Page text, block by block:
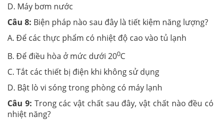
D. Máy bơm nước
Câu 8: Biện pháp nào sau đây là tiết kiệm năng lượng?
A. Để các thực phẩm có nhiệt độ cao vào tủ lạnh
B. Để điều hòa ở mức dưới 200C
C. Tắt các thiết bị điện khi không sử dụng
D. Bật lò vi sóng trong phòng có máy lạnh
Câu 9: Trong các vật chất sau đây, vật chất nào đều có
nhiệt năng?